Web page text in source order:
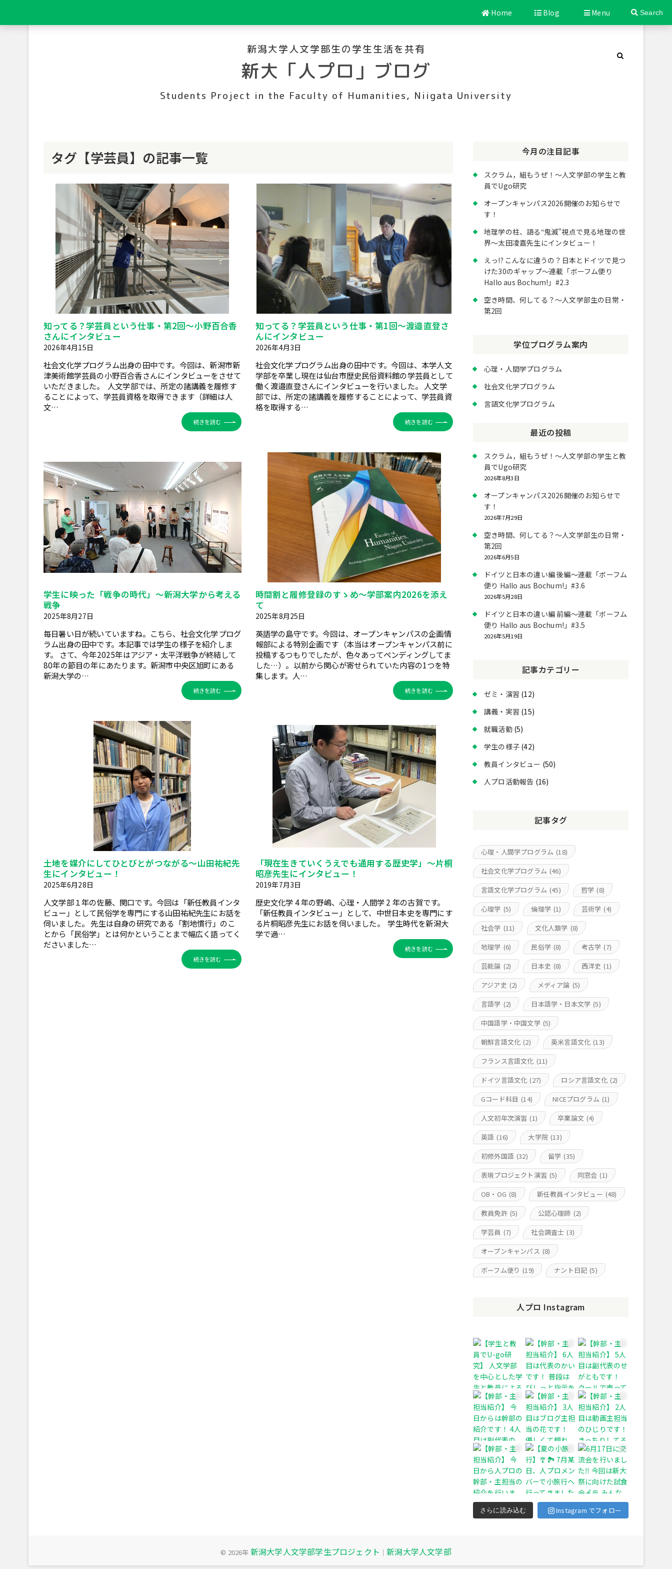
Home Blog Menu Search
新潟大学人文学部生の学生生活を共有
新大「人プロ」ブログ
Students Project in the Faculty of Humanities, Niigata University
タグ【学芸員】の記事一覧
知ってる？学芸員という仕事・第2回～小野百合香
さんにインタビュー
2026年4月15日
社会文化学プログラム出身の田中です。今回は、新潟市新
津美術館学芸員の小野百合香さんにインタビューをさせて
いただきました。 人文学部では、所定の諸講義を履修す
ることによって、学芸員資格を取得できます（詳細は人
文…
続きを読む
知ってる？学芸員という仕事・第1回～渡邉直登さ
んにインタビュー
2026年4月3日
社会文化学プログラム出身の田中です。今回は、本学人文
学部を卒業し現在は仙台市歴史民俗資料館の学芸員として
働く渡邉直登さんにインタビューを行いました。 人文学
部では、所定の諸講義を履修することによって、学芸員資
格を取得する…
続きを読む
学生に映った「戦争の時代」～新潟大学から考える
戦争
2025年8月27日
毎日暑い日が続いていますね。こちら、社会文化学プログ
ラム出身の田中です。本記事では学生の様子を紹介しま
す。 さて、今年2025年はアジア・太平洋戦争が終結して
80年の節目の年にあたります。新潟市中央区旭町にある
新潟大学の…
続きを読む
時間割と履修登録のすゝめ～学部案内2026を添え
て
2025年8月25日
英語学の島守です。今回は、オープンキャンパスの企画情
報部による特別企画です（本当はオープンキャンパス前に
投稿するつもりでしたが、色々あってペンディングしてま
した…）。以前から関心が寄せられていた内容の1つを特
集します。人…
続きを読む
土地を媒介にしてひとびとがつながる～山田祐紀先
生にインタビュー！
2025年6月28日
人文学部１年の佐藤、関口です。今回は「新任教員インタ
ビュー」として民俗学を専門にする山田祐紀先生にお話を
伺いました。 先生は自身の研究である「割地慣行」のこ
とから「民俗学」とは何かということまで幅広く語ってく
ださいました…
続きを読む
「現在生きていくうえでも通用する歴史学」～片桐
昭彦先生にインタビュー！
2019年7月3日
歴史文化学 4 年の野嶋、心理・人間学 2 年の古賀です。
「新任教員インタビュー」として、中世日本史を専門にす
る片桐昭彦先生にお話を伺いました。 学生時代を新潟大
学で過…
続きを読む
今月の注目記事
スクラム，組もうぜ！～人文学部の学生と教
員でUgo研究
オープンキャンパス2026開催のお知らせで
す！
地理学の柱、語る‟鬼滅”視点で見る地理の世
界～太田凌嘉先生にインタビュー！
えっ!? こんなに違うの？日本とドイツで見つ
けた30のギャップ～連載「ボーフム便り
Hallo aus Bochum!」#2.3
空き時間、何してる？～人文学部生の日常・
第2回
学位プログラム案内
心理・人間学プログラム
社会文化学プログラム
言語文化学プログラム
最近の投稿
スクラム，組もうぜ！～人文学部の学生と教
員でUgo研究
2026年8月3日
オープンキャンパス2026開催のお知らせで
す！
2026年7月29日
空き時間、何してる？～人文学部生の日常・
第2回
2026年6月5日
ドイツと日本の違い編 後編～連載「ボーフム
便り Hallo aus Bochum!」#3.6
2026年5月28日
ドイツと日本の違い編 前編～連載「ボーフム
便り Hallo aus Bochum!」#3.5
2026年5月19日
記事カテゴリー
ゼミ・演習 (12)
講義・実習 (15)
就職活動(5)
学生の様子 (42)
教員インタビュー (50)
人プロ活動報告 (16)
記事タグ
心理・人間学プログラム (18)
社会文化学プログラム (46)
言語文化学プログラム (45) 哲学 (8)
心理学 (5) 倫理学 (1) 芸術学 (4)
社会学 (11) 文化人類学 (8)
地理学 (6) 民俗学 (8) 考古学 (7)
芸能論 (2) 日本史 (8) 西洋史 (1)
アジア史 (2) メディア論 (5)
言語学 (2) 日本語学・日本文学 (5)
中国語学・中国文学 (5)
朝鮮言語文化 (2) 英米言語文化 (13)
フランス言語文化 (11)
ドイツ言語文化 (27) ロシア言語文化 (2)
Gコード科目 (14) NICEプログラム (1)
人文初年次演習 (1) 卒業論文 (4)
英語 (16) 大学院 (13)
初修外国語 (32) 留学 (35)
表現プロジェクト演習 (5) 同窓会 (1)
OB・OG (8) 新任教員インタビュー (48)
教員免許 (5) 公認心理師 (2)
学芸員 (7) 社会調査士 (3)
オープンキャンパス (8)
ボーフム便り (19) ナント日記 (5)
人プロ Instagram
さらに読み込む Instagram でフォロー
© 2026年 新潟大学人文学部学生プロジェクト ｜新潟大学人文学部